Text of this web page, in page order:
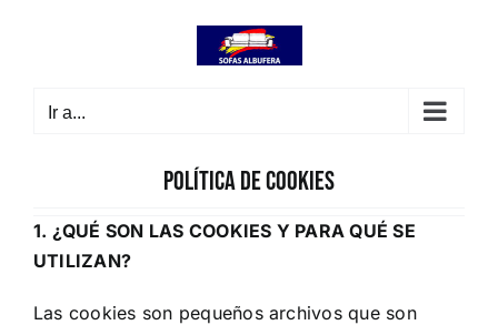
Ir a...
Política de cookies
1. ¿QUÉ SON LAS COOKIES Y PARA QUÉ SE
UTILIZAN?
Las cookies son pequeños archivos que son